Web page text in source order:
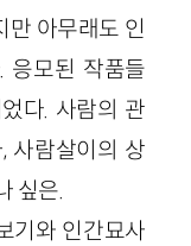
만 아무래도 인
응모된 작품들
다. 사람의 관
사람살이의 상
싶은.
기와 인간묘사